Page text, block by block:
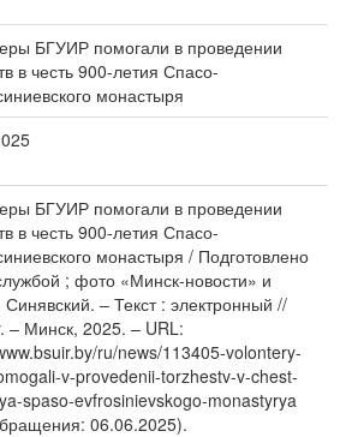
БГУИР помогали в проведении
в честь 900-летия Спасо-
монастыря
БГУИР помогали в проведении
в честь 900-летия Спасо-
монастыря / Подготовлено
; фото «Минск-новости» и
– Текст : электронный //
– Минск, 2025. – URL:
ru/news/113405-volontery-
v-provedenii-torzhestv-v-chest-
spaso-evfrosinievskogo-monastyrya
06.06.2025).